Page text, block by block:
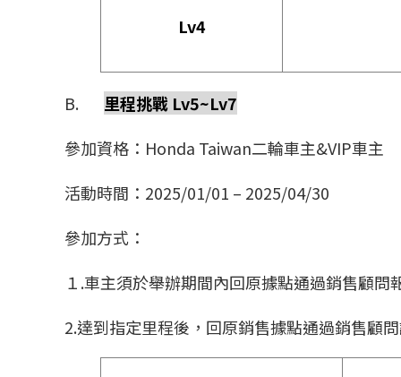
Lv4
B. 里程挑戰 Lv5~Lv7
參加資格：Honda Taiwan二輪車主&VIP車主
活動時間：2025/01/01 – 2025/04/30
參加方式：
１.車主須於舉辦期間內回原據點通過銷售顧
2.達到指定里程後，回原銷售據點通過銷售顧